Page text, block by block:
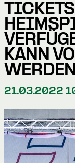
KANN
WERDEN
21.03.2022